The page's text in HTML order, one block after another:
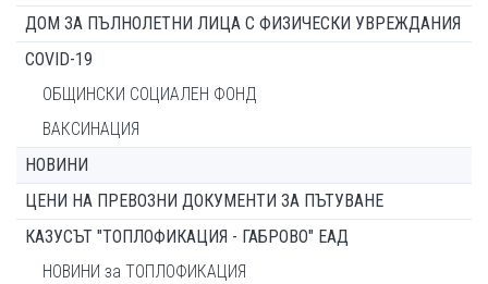
ДОМ ЗА ПЪЛНОЛЕТНИ ЛИЦА С ФИЗИЧЕСКИ УВРЕЖДАНИЯ
COVID-19
ОБЩИНСКИ СОЦИАЛЕН ФОНД
ВАКСИНАЦИЯ
НОВИНИ
ЦЕНИ НА ПРЕВОЗНИ ДОКУМЕНТИ ЗА ПЪТУВАНЕ
КАЗУСЪТ "ТОПЛОФИКАЦИЯ - ГАБРОВО" ЕАД
НОВИНИ за ТОПЛОФИКАЦИЯ